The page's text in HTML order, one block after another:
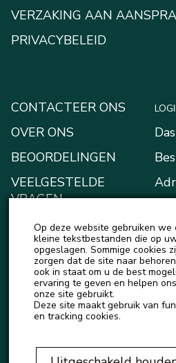
VERZAKING AAN
PRIVACYBELEID
CONTACTEER ONS
OVER ONS
BEOORDELINGEN
VEELGESTELDE
VRAGEN
BLOGGEN
NIEUWS
Op deze website gebruiken we
kleine tekstbestanden die op
opgeslagen. Sommige cookies
zorgen dat de site naar
ook in staat om u de best
ervaring te geven en helpen
onze site gebruikt.
Deze site maakt gebruik van
en tracking cookies.